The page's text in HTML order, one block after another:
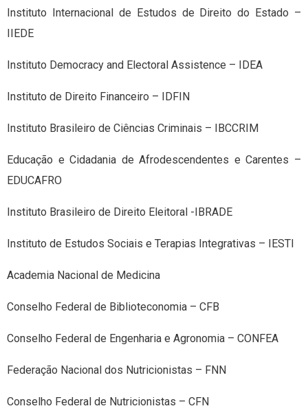
Instituto Internacional de Estudos de Direito do Estado –
IIEDE
Instituto Democracy and Electoral Assistence – IDEA
Instituto de Direito Financeiro – IDFIN
Instituto Brasileiro de Ciências Criminais – IBCCRIM
Educação e Cidadania de Afrodescendentes e Carentes –
EDUCAFRO
Instituto Brasileiro de Direito Eleitoral -IBRADE
Instituto de Estudos Sociais e Terapias Integrativas – IESTI
Academia Nacional de Medicina
Conselho Federal de Biblioteconomia – CFB
Conselho Federal de Engenharia e Agronomia – CONFEA
Federação Nacional dos Nutricionistas – FNN
Conselho Federal de Nutricionistas – CFN